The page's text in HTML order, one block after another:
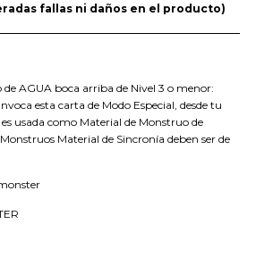
fallas ni daños en el producto)
AGUA boca arriba de Nivel 3 o menor:
esta carta de Modo Especial, desde tu
usada como Material de Monstruo de
Material de Sincronía deben ser de